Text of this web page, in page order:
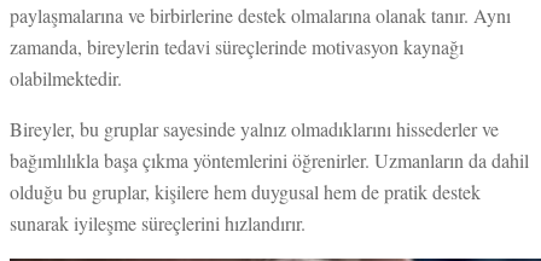
paylaşmalarına ve birbirlerine destek olmalarına olanak tanır. Aynı
zamanda, bireylerin tedavi süreçlerinde motivasyon kaynağı
olabilmektedir.
Bireyler, bu gruplar sayesinde yalnız olmadıklarını hissederler ve
bağımlılıkla başa çıkma yöntemlerini öğrenirler. Uzmanların da dahil
olduğu bu gruplar, kişilere hem duygusal hem de pratik destek
sunarak iyileşme süreçlerini hızlandırır.